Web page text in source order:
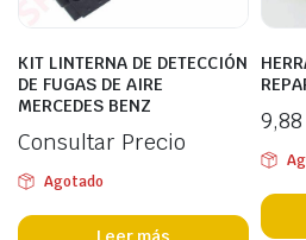
KIT LINTERNA DE DETECCIÓN
DE FUGAS DE AIRE
MERCEDES BENZ
Consultar Precio
Agotado
9,88